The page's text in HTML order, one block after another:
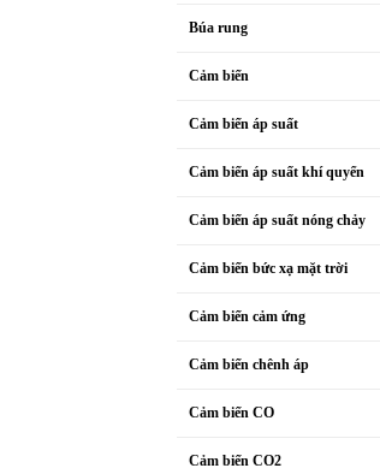
Búa rung
Cảm biến
Cảm biến áp suất
Cảm biến áp suất khí quyển
Cảm biến áp suất nóng chảy
Cảm biến bức xạ mặt trời
Cảm biến cảm ứng
Cảm biến chênh áp
Cảm biến CO
Cảm biến CO2